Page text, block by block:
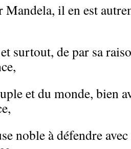
Mandela, il en est
surtout, de par sa
et du monde, bien
noble à défendre